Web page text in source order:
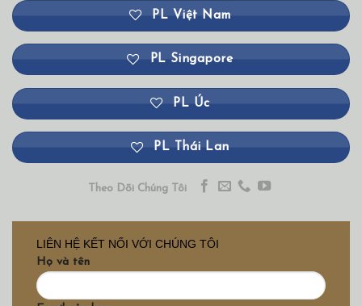
PL Việt Nam
PL Singapore
PL Úc
PL Thái Lan
Theo Dõi Chúng Tôi
LIÊN HỆ KẾT NỐI VỚI CHÚNG TÔI
Họ và tên